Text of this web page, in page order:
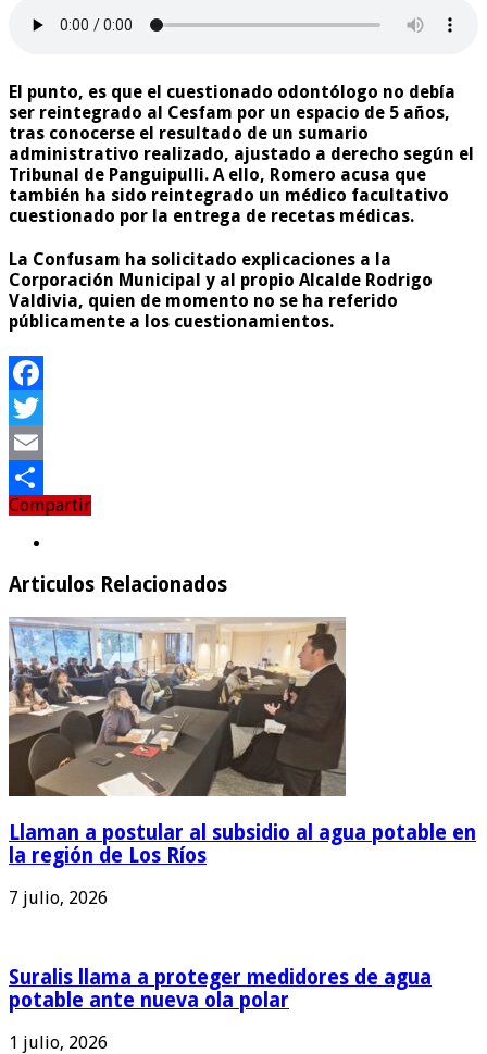
El punto, es que el cuestionado odontólogo no debía
ser reintegrado al Cesfam por un espacio de 5 años,
tras conocerse el resultado de un sumario
administrativo realizado, ajustado a derecho según el
Tribunal de Panguipulli. A ello, Romero acusa que
también ha sido reintegrado un médico facultativo
cuestionado por la entrega de recetas médicas.
La Confusam ha solicitado explicaciones a la
Corporación Municipal y al propio Alcalde Rodrigo
Valdivia, quien de momento no se ha referido
públicamente a los cuestionamientos.
Facebook
Twitter
Email
Compartir
Compartir
Articulos Relacionados
Llaman a postular al subsidio al agua potable en
la región de Los Ríos
7 julio, 2026
Suralis llama a proteger medidores de agua
potable ante nueva ola polar
1 julio, 2026